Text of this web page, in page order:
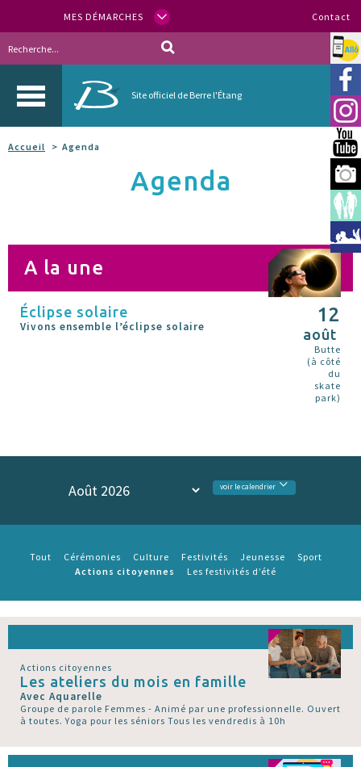
MES DÉMARCHES Contact
Site officiel de Berre l'Étang
Allo
Accueil Agenda
Agenda
A la une
Éclipse solaire
Vivons ensemble l’éclipse solaire
12
août
Butte
(à côté
du
skate
park)
voir le calendrier
Tout Cérémonies Culture Festivités Jeunesse
Sport
Actions citoyennes
Les festivités d’été
Actions citoyennes
Les ateliers du mois en famille
Avec Aquarelle
Groupe de parole Femmes - Animé par une professionnelle. Ouvert
à toutes. Yoga pour les séniors Tous les vendredis à 10h